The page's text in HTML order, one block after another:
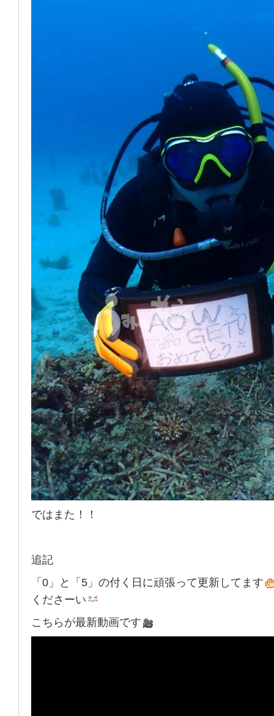
ではまた！！
追記
「0」と「5」の付く日に頑張って更新してます
くださーい
こちらが最新動画です